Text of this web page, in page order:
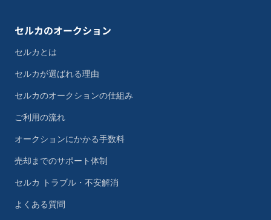
セルカのオークション
セルカとは
セルカが選ばれる理由
セルカのオークションの仕組み
ご利用の流れ
オークションにかかる手数料
売却までのサポート体制
セルカ トラブル・不安解消
よくある質問